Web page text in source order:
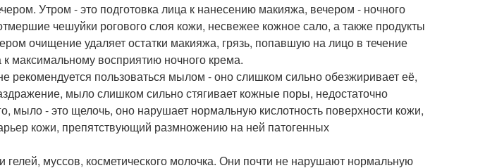
Утром - это подготовка лица к нанесению макияжа, вечером - ночного
чешуйки рогового слоя кожи, несвежее кожное сало, а также продукты
очищение удаляет остатки макияжа, грязь, попавшую на лицо в течение
максимальному восприятию ночного крема.
рекомендуется пользоваться мылом - оно слишком сильно обезжиривает её,
мыло слишком сильно стягивает кожные поры, недостаточно
мыло - это щелочь, оно нарушает нормальную кислотность поверхности кожи,
кожи, препятствующий размножению на ней патогенных
муссов, косметического молочка. Они почти не нарушают нормальную